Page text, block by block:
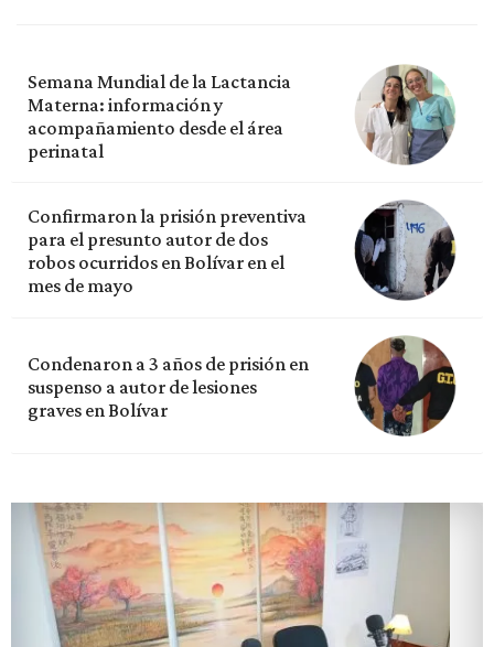
Semana Mundial de la Lactancia
Materna: información y
acompañamiento desde el área
perinatal
Confirmaron la prisión preventiva
para el presunto autor de dos
robos ocurridos en Bolívar en el
mes de mayo
Condenaron a 3 años de prisión en
suspenso a autor de lesiones
graves en Bolívar